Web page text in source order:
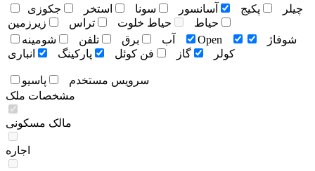
چيلر
پکيج آسانسور سونا استخر
جکوزی
حياط
حياط خلوت تراس
زيرزمين
آب
برق تلفن شومينه Open
شوفاژ
کولر
گاز فن کوئل پارکينگ انباری
سرويس مستخدم
پاسيو
مشخصات ملک
مالک مسکونی
اجاره